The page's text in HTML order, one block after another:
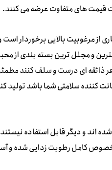
قیمت های متفاوت عرضه می کنند.
مرغوبیت بالایی برخوردار است
و مجلل ترین بسته بندی از
ذائقه ای درست و سلف کنند
کننده سلامتی شما باشد تولید
اند و دیگر قابل استفاده
مخصوص کامل رطوبت زدایی شده و